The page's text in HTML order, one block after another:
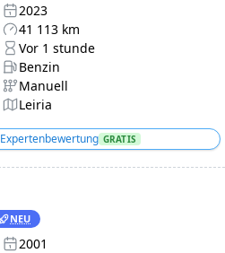
2023
41 113 km
Vor 1 stunde
Benzin
Manuell
Leiria
Expertenbewertung GRATIS
NEU
2001